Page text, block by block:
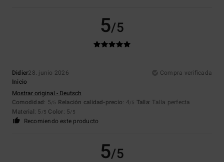
5/5
Didier28. junio 2026
Compra verificada
Inicio
Mostrar original - Deutsch
Comodidad: 5/5 Relación calidad-precio: 4/5 Talla: Talla perfecta
Material: 5 /5 Color: 5/5
Recomiendo este producto
5/5